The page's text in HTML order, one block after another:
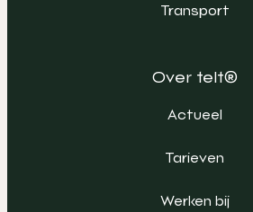
Transport
Over telt®
Actueel
Tarieven
Werken bij